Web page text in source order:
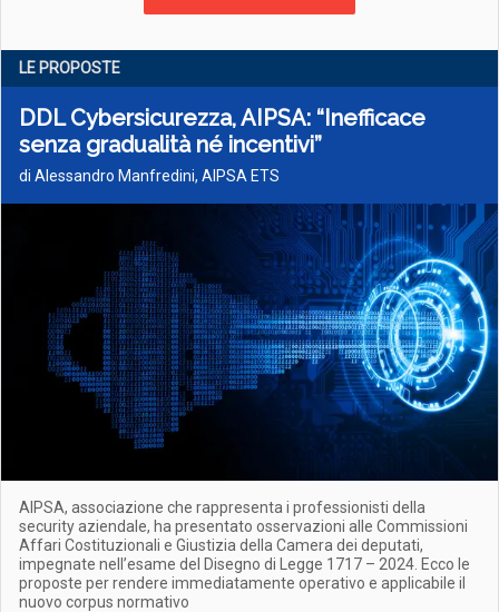
LE PROPOSTE
DDL Cybersicurezza, AIPSA: “Inefficace
senza gradualità né incentivi”
di Alessandro Manfredini, AIPSA ETS
AIPSA, associazione che rappresenta i professionisti della
security aziendale, ha presentato osservazioni alle Commissioni
Affari Costituzionali e Giustizia della Camera dei deputati,
impegnate nell’esame del Disegno di Legge 1717 – 2024. Ecco le
proposte per rendere immediatamente operativo e applicabile il
nuovo corpus normativo